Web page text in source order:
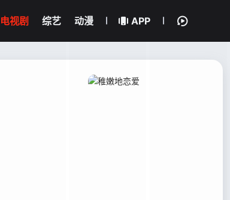
电视剧 综艺 动漫 APP